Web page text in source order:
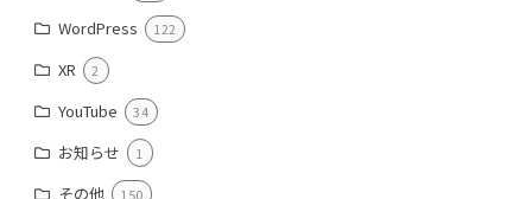
WordPress 122
XR 2
YouTube 34
お知らせ 1
その他 150